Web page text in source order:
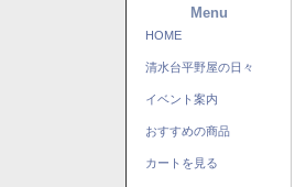
Menu
HOME
清水台平野屋の日々
イベント案内
おすすめの商品
カートを見る